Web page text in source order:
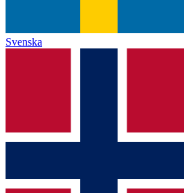
Svenska